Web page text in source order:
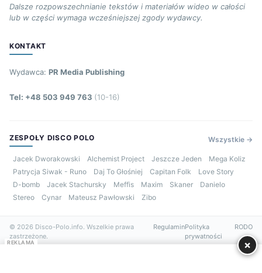
Dalsze rozpowszechnianie tekstów i materiałów wideo w całości
lub w części wymaga wcześniejszej zgody wydawcy.
KONTAKT
Wydawca: PR Media Publishing
Tel: +48 503 949 763 (10-16)
ZESPOŁY DISCO POLO Wszystkie →
Jacek Dworakowski Alchemist Project Jeszcze Jeden
Mega Koliz
Patrycja Siwak - Runo
Daj To Głośniej Capitan Folk
Love Story
D-bomb
Jacek Stachursky Meffis Maxim Skaner
Danielo
Stereo
Cynar Mateusz Pawłowski Zibo
© 2026 Disco-Polo.info. Wszelkie prawa
zastrzeżone.
RegulaminPolityka
prywatności
RODO
REKLAMA ×